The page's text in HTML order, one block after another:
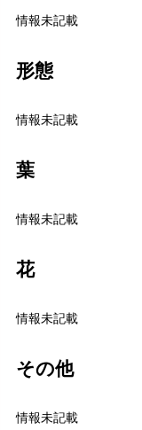
情報未記載
形態
情報未記載
葉
情報未記載
花
情報未記載
その他
情報未記載